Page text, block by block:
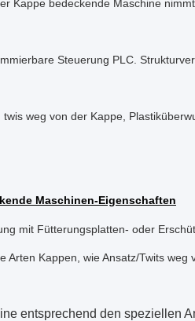
Kappe bedeckende Maschine
Steuerung PLC.
twis weg von der Kappe,
Maschinen-Eigenschaften
mit Fütterungsplatten- oder
Arten Kappen, wie Ansatz/Twits
entsprechend den speziellen